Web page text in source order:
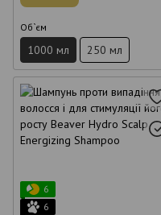
Об`єм
1000 мл 250 мл
6
6